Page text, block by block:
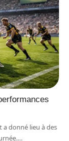
a donné lieu à des
…